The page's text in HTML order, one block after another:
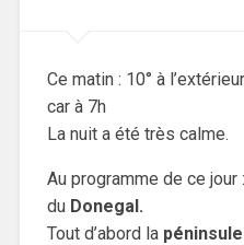
Ce matin : 10° à
car à 7h
La nuit a été très calme.
Au programme de ce
du Donegal.
Tout d’abord la